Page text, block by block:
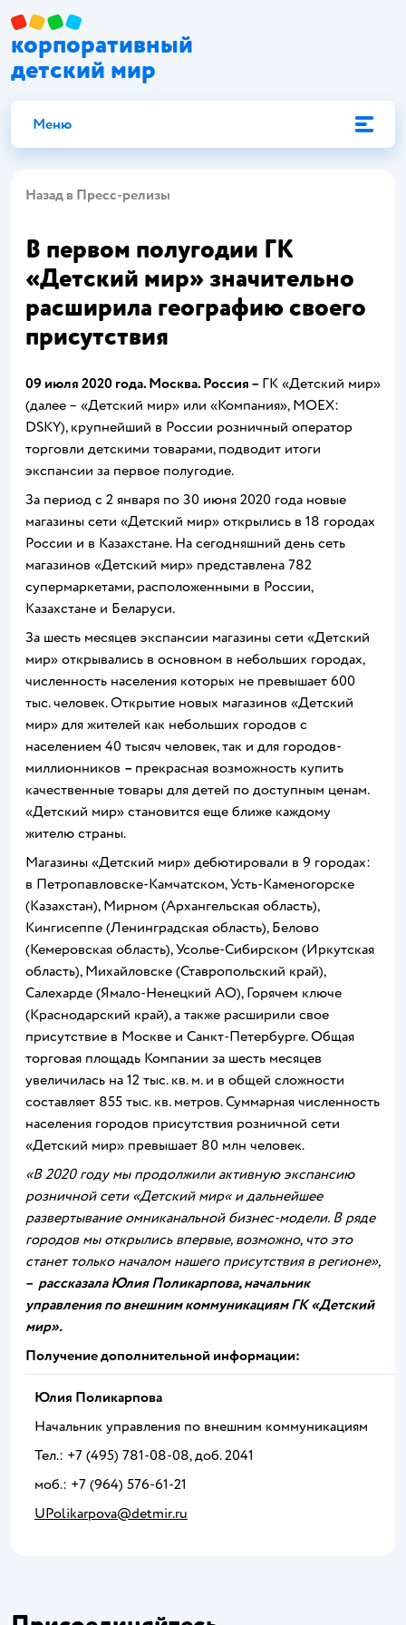
корпоративный
детский мир
Меню
Назад в Пресс-релизы
В первом полугодии ГК
«Детский мир» значительно
расширила географию своего
присутствия
09 июля 2020 года. Москва. Россия – ГК «Детский мир»
(далее – «Детский мир» или «Компания», MOEX:
DSKY), крупнейший в России розничный оператор
торговли детскими товарами, подводит итоги
экспансии за первое полугодие.
За период с 2 января по 30 июня 2020 года новые
магазины сети «Детский мир» открылись в 18 городах
России и в Казахстане. На сегодняшний день сеть
магазинов «Детский мир» представлена 782
супермаркетами, расположенными в России,
Казахстане и Беларуси.
За шесть месяцев экспансии магазины сети «Детский
мир» открывались в основном в небольших городах,
численность населения которых не превышает 600
тыс. человек. Открытие новых магазинов «Детский
мир» для жителей как небольших городов с
населением 40 тысяч человек, так и для городов-
миллионников – прекрасная возможность купить
качественные товары для детей по доступным ценам.
«Детский мир» становится еще ближе каждому
жителю страны.
Магазины «Детский мир» дебютировали в 9 городах:
в Петропавловске-Камчатском, Усть-Каменогорске
(Казахстан), Мирном (Архангельская область),
Кингисеппе (Ленинградская область), Белово
(Кемеровская область), Усолье-Сибирском (Иркутская
область), Михайловске (Ставропольский край),
Салехарде (Ямало-Ненецкий АО), Горячем ключе
(Краснодарский край), а также расширили свое
присутствие в Москве и Санкт-Петербурге. Общая
торговая площадь Компании за шесть месяцев
увеличилась на 12 тыс. кв. м. и в общей сложности
составляет 855 тыс. кв. метров. Суммарная численность
населения городов присутствия розничной сети
«Детский мир» превышает 80 млн человек.
«В 2020 году мы продолжили активную экспансию
розничной сети «Детский мир«и дальнейшее
развертывание омниканальной бизнес-модели. В ряде
городов мы открылись впервые, возможно, что это
станет только началом нашего присутствия в регионе»,
– рассказала Юлия Поликарпова, начальник
управления по внешним коммуникациям ГК «Детский
мир».
Получение дополнительной информации:
Юлия Поликарпова
Начальник управления по внешним коммуникациям
Тел.: +7 (495) 781-08-08, доб. 2041
моб.: +7 (964) 576-61-21
UPolikarpova@detmir.ru